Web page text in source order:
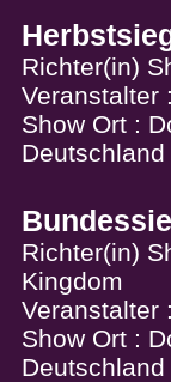
Richter(in)
Veranstalter
Show Ort :
Deutschland
Richter(in)
Kingdom
Veranstalter
Show Ort :
Deutschland